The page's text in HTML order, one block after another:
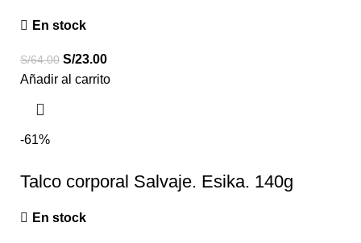
En stock
S/64.00 S/23.00
Añadir al carrito
-61%
Talco corporal Salvaje. Esika. 140g
En stock